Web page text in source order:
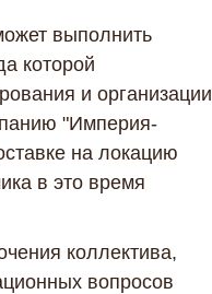
выполнить
которой
и организации
"Империя-
на локацию
в это время
коллектива,
вопросов